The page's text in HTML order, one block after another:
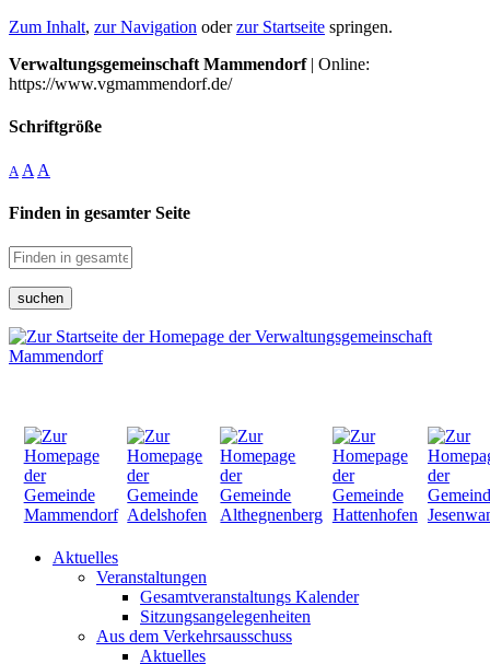
Zum Inhalt, zur Navigation oderzur Startseite springen.
Verwaltungsgemeinschaft Mammendorf| Online:
https://www.vgmammendorf.de/
Schriftgröße
A A A
Finden in gesamter Seite
suchen
Aktuelles
Veranstaltungen
Gesamtveranstaltungs Kalender
Sitzungsangelegenheiten
Aus dem Verkehrsausschuss
Aktuelles